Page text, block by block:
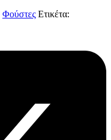
Φούστες Ετικέτα: